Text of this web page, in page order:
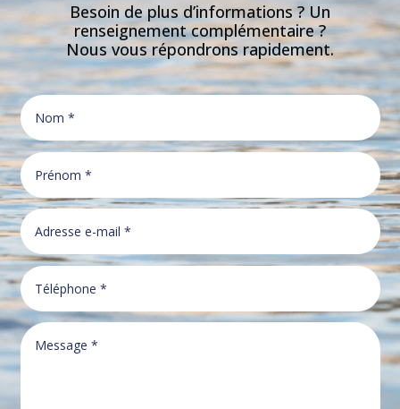
Besoin de plus d’informations ? Un
renseignement complémentaire ?
Nous vous répondrons rapidement.